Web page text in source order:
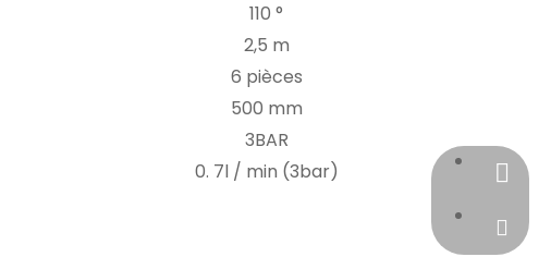
110 °
2,5 m
6 pièces
500 mm
3BAR
0. 7l / min (3bar) +86-